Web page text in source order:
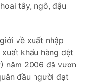
tây, ngô, đậu
về xuất nhập
khẩu hàng dệt
năm 2006 đã vươn
đầu người đạt